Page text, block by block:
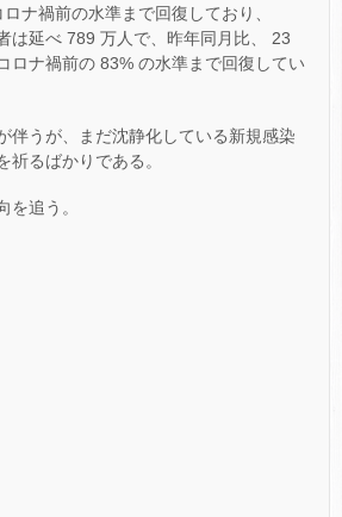
ナ禍前の水準まで回復しており、
は延べ 789 万人で、昨年同月比、 23
ロナ禍前の 83% の水準まで回復してい
伴うが、まだ沈静化している新規感染
祈るばかりである。
を追う。